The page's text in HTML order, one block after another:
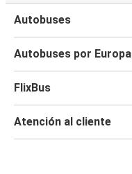
Autobuses
Autobuses por Europa
FlixBus
Atención al cliente